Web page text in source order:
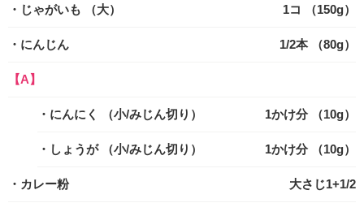
・じゃがいも （大） 1コ （150g）
・にんじん 1/2本 （80g）
【A】
・にんにく （小/みじん切り） 1かけ分 （10g）
・しょうが （小/みじん切り） 1かけ分 （10g）
・カレー粉 大さじ1+1/2